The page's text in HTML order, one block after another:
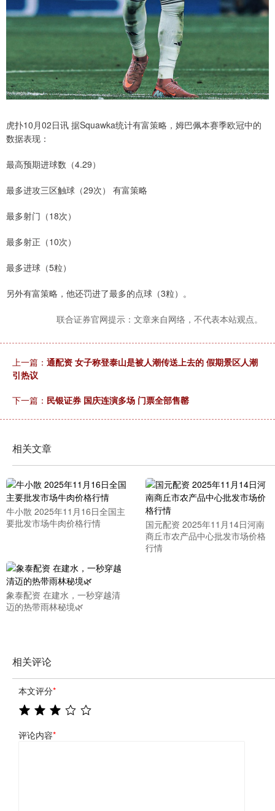
虎扑10月02日讯 据Squawka统计有富策略，姆巴佩本赛季欧冠中的
数据表现：
最高预期进球数（4.29）
最多进攻三区触球（29次） 有富策略
最多射门（18次）
最多射正（10次）
最多进球（5粒）
另外有富策略，他还罚进了最多的点球（3粒）。
联合证券官网提示：文章来自网络，不代表本站观点。
上一篇： 通配资 女子称登泰山是被人潮传送上去的 假期景区人潮
引热议
下一篇： 民银证券 国庆连演多场 门票全部售罄
相关文章
牛小散 2025年11月16日全国主
要批发市场牛肉价格行情
国元配资 2025年11月14日河南
商丘市农产品中心批发市场价格
行情
象泰配资 在建水，一秒穿越清
迈的热带雨林秘境🌿
相关评论
本文评分*
评论内容*